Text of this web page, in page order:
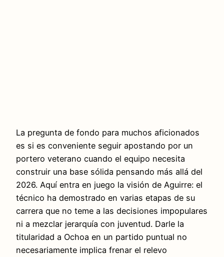
La pregunta de fondo para muchos aficionados
es si es conveniente seguir apostando por un
portero veterano cuando el equipo necesita
construir una base sólida pensando más allá del
2026. Aquí entra en juego la visión de Aguirre: el
técnico ha demostrado en varias etapas de su
carrera que no teme a las decisiones impopulares
ni a mezclar jerarquía con juventud. Darle la
titularidad a Ochoa en un partido puntual no
necesariamente implica frenar el relevo